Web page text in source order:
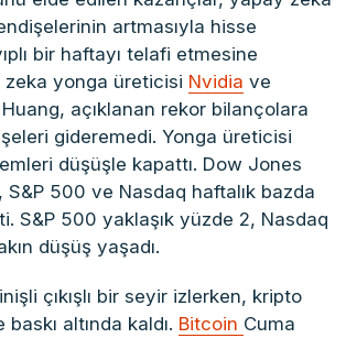
artmasıyla hisse
bir haftayı telafi etmesine
yonga üreticisi Nvidia ve
Huang, açıklanan rekor bilançolara
gideremedi. Yonga üreticisi
düşüşle kapattı. Dow Jones
S&P 500 ve Nasdaq haftalık bazda
S&P 500 yaklaşık yüzde 2, Nasdaq
düşüş yaşadı.
çıkışlı bir seyir izlerken, kripto
altında kaldı. Bitcoin Cuma